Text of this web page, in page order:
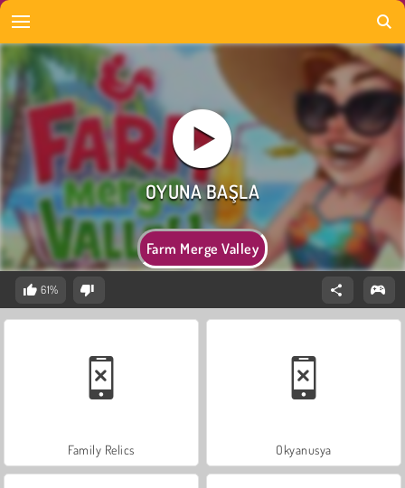
Farm Merge Valley
61%
Family Relics Okyanusya